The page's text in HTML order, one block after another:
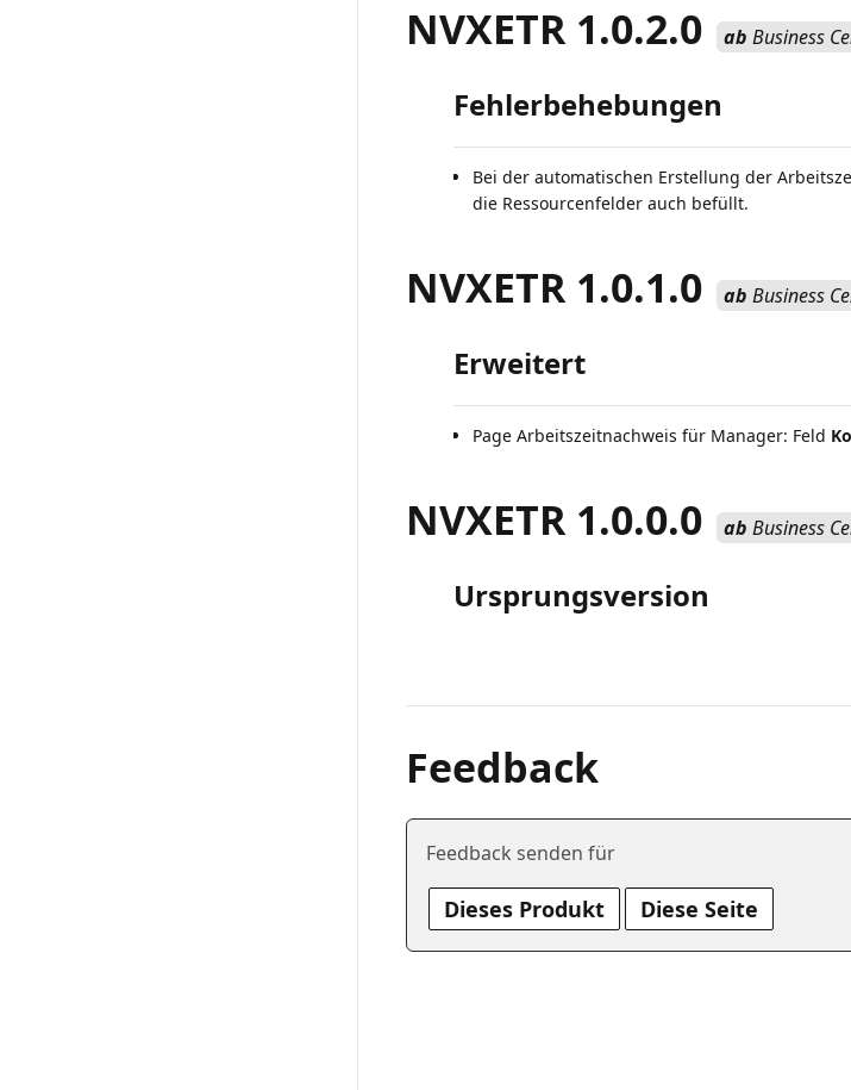
NVXETR 1.0.2.0 ab Business
Fehlerbehebungen
Bei der automatischen Erstellung der
die Ressourcenfelder auch befüllt.
NVXETR 1.0.1.0 ab Business
Erweitert
Page Arbeitszeitnachweis für Manager: Feld
NVXETR 1.0.0.0 ab Business
Ursprungsversion
Feedback
Feedback senden für
Dieses Produkt Diese Seite